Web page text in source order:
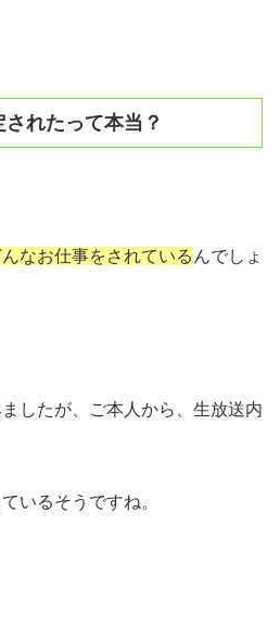
れたって本当？
んなお仕事をされている んでしょ
したが、ご本人から、生放送内
いるそうですね。